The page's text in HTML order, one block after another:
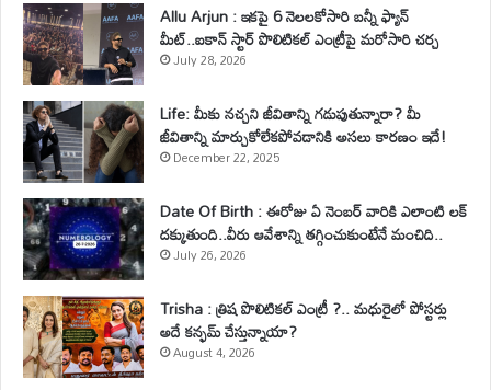
Allu Arjun : ఇకపై 6 నెలలకోసారి బన్నీ ఫ్యాన్
మీట్..ఐకాన్ స్టార్ పొలిటికల్ ఎంట్రీపై మరోసారి చర్చ
July 28, 2026
Life: మీకు నచ్చని జీవితాన్ని గడుపుతున్నారా? మీ
జీవితాన్ని మార్చుకోలేకపోవడానికి అసలు కారణం ఇదే!
December 22, 2025
Date Of Birth : ఈరోజు ఏ నెంబర్ వారికి ఎలాంటి లక్
దక్కుతుంది..వీరు ఆవేశాన్ని తగ్గించుకుంటేనే మంచిది..
July 26, 2026
Trisha : త్రిష పొలిటికల్ ఎంట్రీ ?.. మధురైలో పోస్టర్లు
అదే కన్ఫమ్ చేస్తున్నాయా?
August 4, 2026